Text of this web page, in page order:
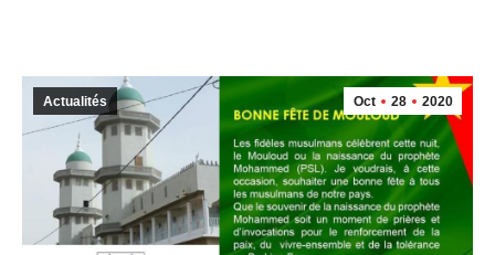
Oct 28 2020
Actualités